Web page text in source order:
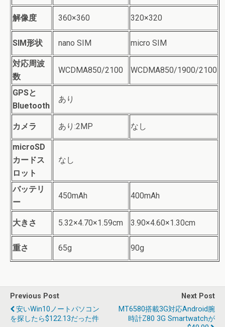
解像度 360×360 320×320
SIM形状 nano SIM micro SIM
対応周波
数
WCDMA850/2100 WCDMA850/1900/2100
GPSと
Bluetooth
あり
カメラ あり:2MP なし
microSD
カードス
ロット
なし
バッテリ
ー
450mAh 400mAh
大きさ 5.32×4.70×1.59cm 3.90×4.60×1.30cm
重さ 65g 90g
Previous Post
安いWin10ノートパソコン
を探したら$122.13だった件
Next Post
MT6580搭載3G対応Android腕
時計Z80 3G Smartwatchが